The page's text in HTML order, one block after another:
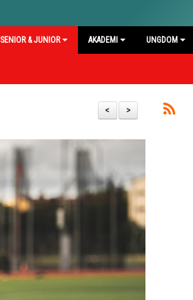
SENIOR & JUNIOR AKADEMI UNGDOM
>
<